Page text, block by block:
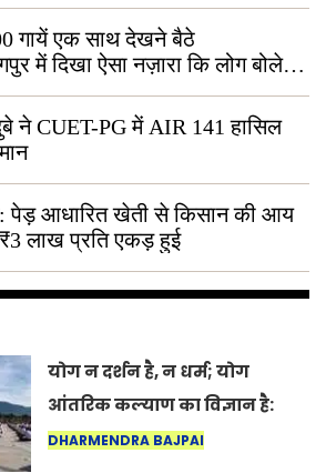
गायें एक साथ देखने बैठे
में दिखा ऐसा नज़ारा कि लोग बोले,
ही कर सकते हैं”
ने CUET-PG में AIR 141 हासिल
पेड़ आधारित खेती से किसान की आय
लाख प्रति एकड़ हुई
योग न दर्शन है, न धर्म; योग
आंतरिक कल्याण का विज्ञान है:
अंतरराष्ट्रीय योग दिवस 2026 पर
DHARMENDRA BAJPAI